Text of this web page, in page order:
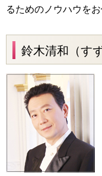
るためのノウハウをお
鈴木清和（す